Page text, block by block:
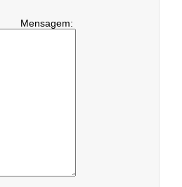
Mensagem: